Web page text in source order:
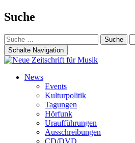
Suche
Suche
nach:
Schalte Navigation
Zum
News
Events
Kulturpolitik
Tagungen
Hörfunk
Uraufführungen
Ausschreibungen
CD/DVD